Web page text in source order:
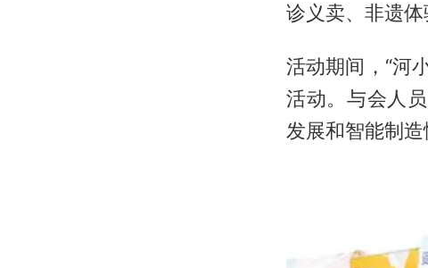
诊义卖、非遗体
活动期间，“河
活动。与会人
发展和智能制造